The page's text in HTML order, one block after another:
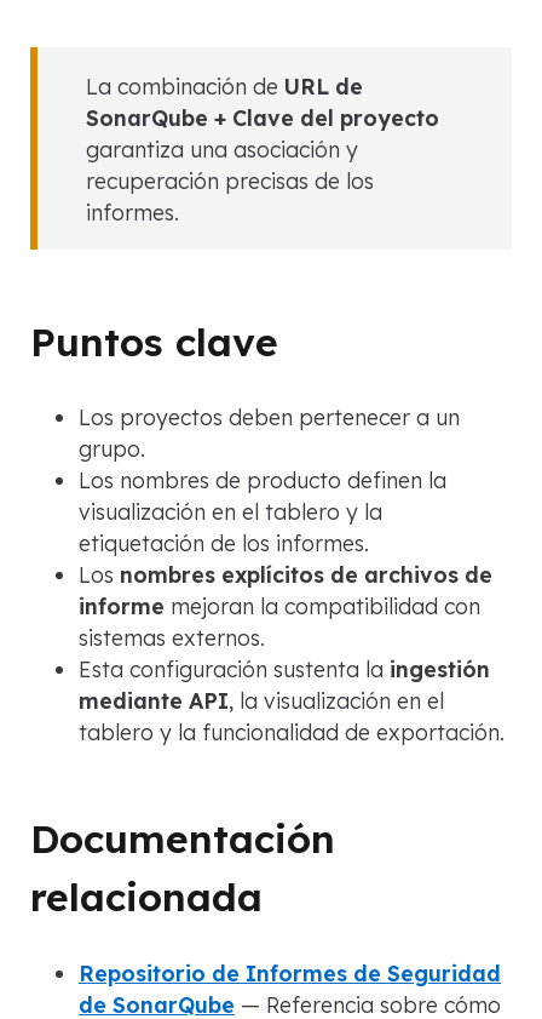
La combinación de URL de
SonarQube + Clave del proyecto
garantiza una asociación y
recuperación precisas de los
informes.
Puntos clave
Los proyectos deben pertenecer a un
grupo.
Los nombres de producto definen la
visualización en el tablero y la
etiquetación de los informes.
Los nombres explícitos de archivos de
informe mejoran la compatibilidad con
sistemas externos.
Esta configuración sustenta la ingestión
mediante API, la visualización en el
tablero y la funcionalidad de exportación.
Documentación
relacionada
Repositorio de Informes de Seguridad
de SonarQube — Referencia sobre cómo